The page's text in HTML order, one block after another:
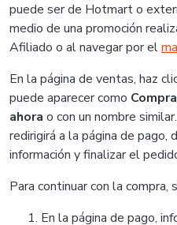
puede ser de Hotmart o
medio de una promoción
Afiliado o al navegar por el
En la página de ventas, haz
puede aparecer como
ahora o con un nombre
redirigirá a la página de
información y finalizar el
Para continuar con la compra,
En la página de pago,